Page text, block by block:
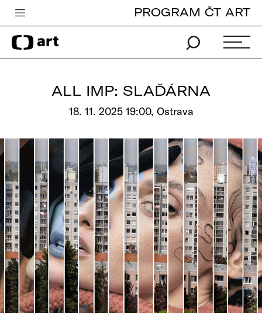
Česká televize
Zpravodajství
Pro děti
edu
Vše o ČT
PROGRAM ČT ART
ALL IMP: SLAĎÁRNA
18. 11. 2025 19:00, Ostrava